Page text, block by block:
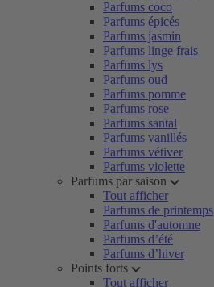
Parfums coco
Parfums épicés
Parfums jasmin
Parfums linge frais
Parfums lys
Parfums oud
Parfums pomme
Parfums rose
Parfums santal
Parfums vanillés
Parfums vétiver
Parfums violette
Parfums par saison
Tout afficher
Parfums de printemps
Parfums d'automne
Parfums d’été
Parfums d’hiver
Points forts
Tout afficher